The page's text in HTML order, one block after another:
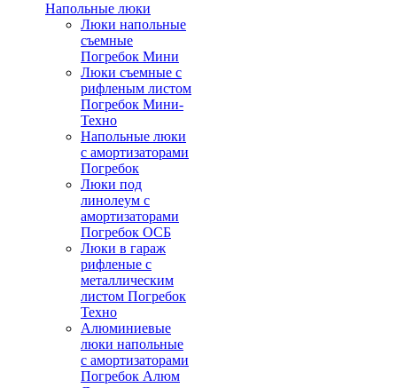
Напольные люки
Люки напольные
съемные
Погребок Мини
Люки съемные с
рифленым листом
Погребок Мини-
Техно
Напольные люки
с амортизаторами
Погребок
Люки под
линолеум с
амортизаторами
Погребок ОСБ
Люки в гараж
рифленые с
металлическим
листом Погребок
Техно
Алюминиевые
люки напольные
с амортизаторами
Погребок Алюм